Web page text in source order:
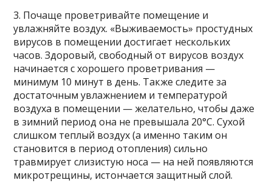
3. Почаще проветривайте помещение и
увлажняйте воздух. «Выживаемость» простудных
вирусов в помещении достигает нескольких
часов. Здоровый, свободный от вирусов воздух
начинается с хорошего проветривания —
минимум 10 минут в день. Также следите за
достаточным увлажнением и температурой
воздуха в помещении — желательно, чтобы даже
в зимний период она не превышала 20°С. Сухой
слишком теплый воздух (а именно таким он
становится в период отопления) сильно
травмирует слизистую носа — на ней появляются
микротрещины, истончается защитный слой.